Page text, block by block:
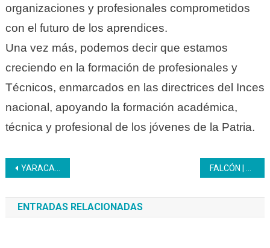
organizaciones y profesionales comprometidos
con el futuro de los aprendices.
Una vez más, podemos decir que estamos
creciendo en la formación de profesionales y
Técnicos, enmarcados en las directrices del Inces
nacional, apoyando la formación académica,
técnica y profesional de los jóvenes de la Patria.
Navegación
de
entradas
YARACAUY | Inces imparte formación a las féminas de la clase trabajadora
ENTRADAS RELACIONADAS